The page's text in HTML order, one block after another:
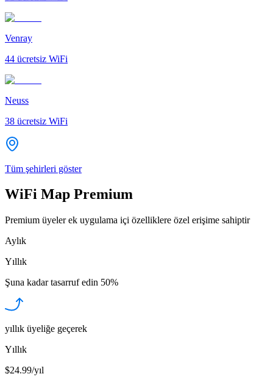
Venray
44 ücretsiz WiFi
Neuss
38 ücretsiz WiFi
Tüm şehirleri göster
WiFi Map Premium
Premium üyeler ek uygulama içi özelliklere özel erişime sahiptir
Aylık
Yıllık
Şuna kadar tasarruf edin 50%
yıllık üyeliğe geçerek
Yıllık
$24.99/yıl